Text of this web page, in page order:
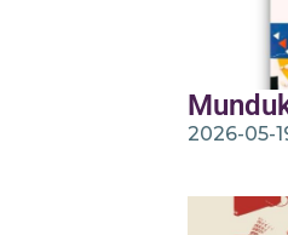
2026-05-